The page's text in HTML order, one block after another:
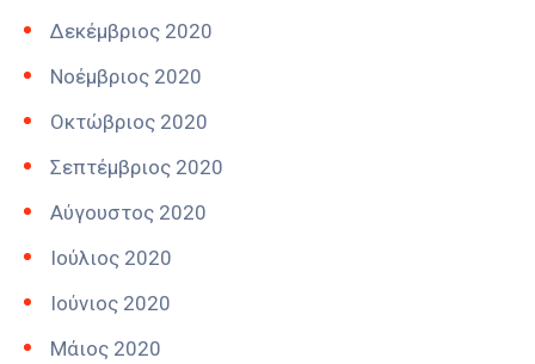
Δεκέμβριος 2020
Νοέμβριος 2020
Οκτώβριος 2020
Σεπτέμβριος 2020
Αύγουστος 2020
Ιούλιος 2020
Ιούνιος 2020
Μάιος 2020